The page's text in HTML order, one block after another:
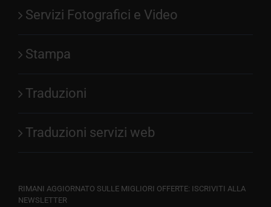
Servizi Fotografici e Video
Stampa
Traduzioni
Traduzioni servizi web
RIMANI AGGIORNATO SULLE MIGLIORI OFFERTE: ISCRIVITI ALLA
NEWSLETTER